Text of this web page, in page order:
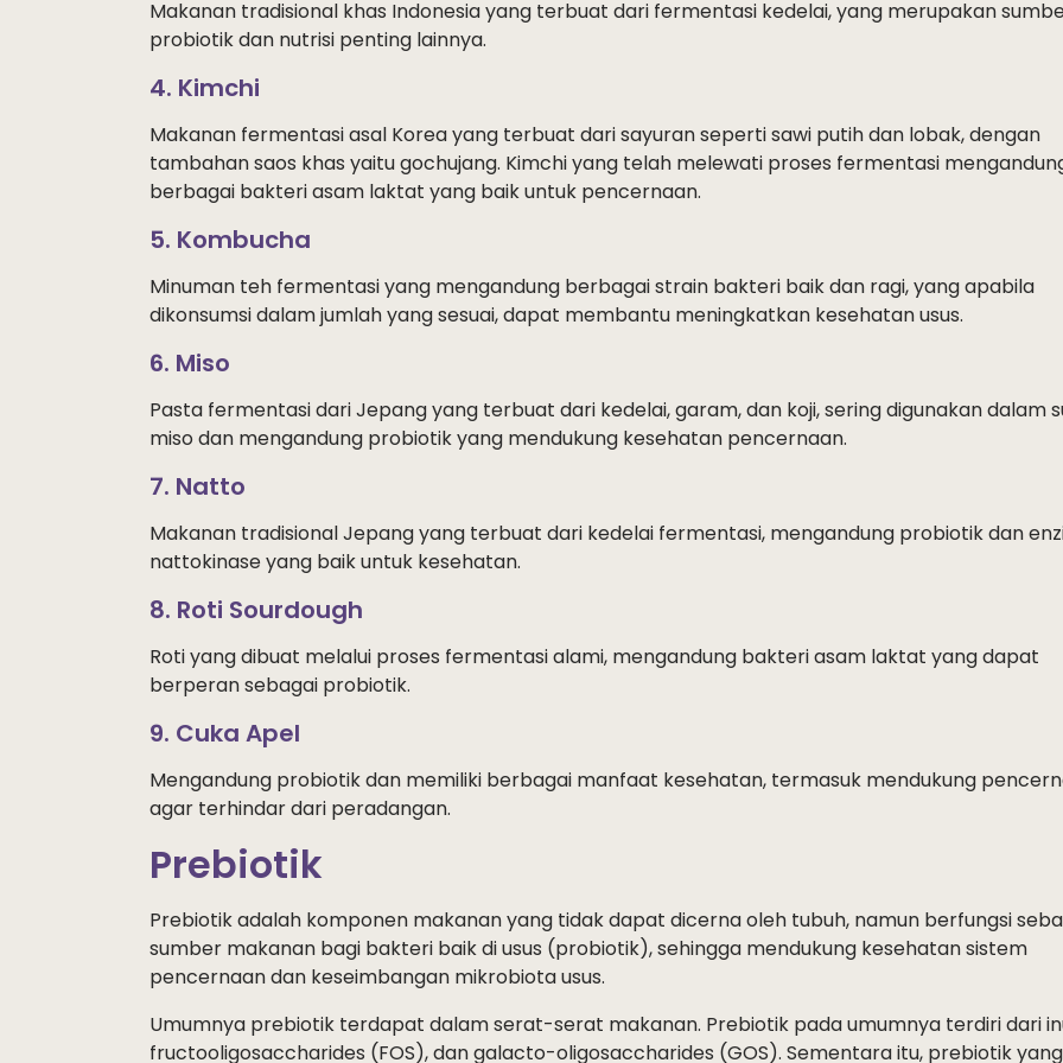
Makanan tradisional khas Indonesia yang terbuat dari fermentasi kedelai, yang merupakan
probiotik dan nutrisi penting lainnya.
4. Kimchi
Makanan fermentasi asal Korea yang terbuat dari sayuran seperti sawi putih dan lobak, dengan
tambahan saos khas yaitu gochujang. Kimchi yang telah melewati proses fermentasi
berbagai bakteri asam laktat yang baik untuk pencernaan.
5. Kombucha
Minuman teh fermentasi yang mengandung berbagai strain bakteri baik dan ragi, yang apabila
dikonsumsi dalam jumlah yang sesuai, dapat membantu meningkatkan kesehatan usus.
6. Miso
Pasta fermentasi dari Jepang yang terbuat dari kedelai, garam, dan koji, sering digunakan dalam
miso dan mengandung probiotik yang mendukung kesehatan pencernaan.
7. Natto
Makanan tradisional Jepang yang terbuat dari kedelai fermentasi, mengandung probiotik dan
nattokinase yang baik untuk kesehatan.
8. Roti Sourdough
Roti yang dibuat melalui proses fermentasi alami, mengandung bakteri asam laktat yang dapat
berperan sebagai probiotik.
9. Cuka Apel
Mengandung probiotik dan memiliki berbagai manfaat kesehatan, termasuk mendukung
agar terhindar dari peradangan.
Prebiotik
Prebiotik adalah komponen makanan yang tidak dapat dicerna oleh tubuh, namun berfungsi
sumber makanan bagi bakteri baik di usus (probiotik), sehingga mendukung kesehatan sistem
pencernaan dan keseimbangan mikrobiota usus.
Umumnya prebiotik terdapat dalam serat-serat makanan. Prebiotik pada umumnya terdiri dari
fructooligosaccharides (FOS), dan galacto-oligosaccharides (GOS). Sementara itu, prebiotik